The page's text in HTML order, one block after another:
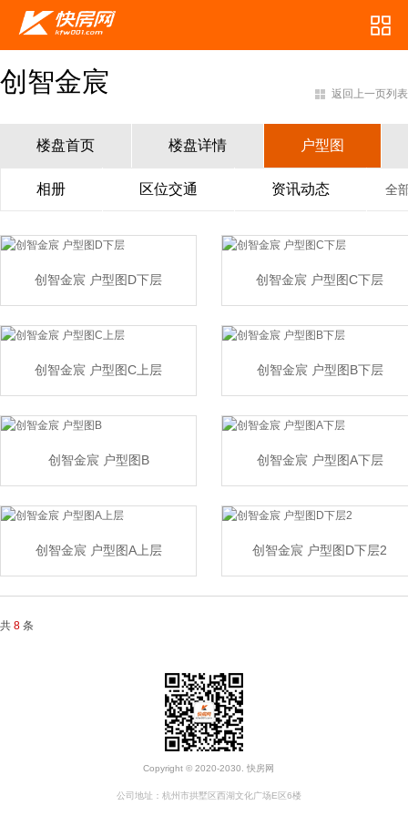
创智金宸 返回上一页列表
楼盘首页 楼盘详情 户型图
相册 区位交通 资讯动态 全
创智金宸 户型图D下层 创智金宸 户型图C下层
创智金宸 户型图C上层 创智金宸 户型图B下层
创智金宸 户型图B 创智金宸 户型图A下层
创智金宸 户型图A上层 创智金宸 户型图D下层2
共 8 条
Copyright © 2020-2030. 快房网
公司地址：杭州市拱墅区西湖文化广场E区6楼